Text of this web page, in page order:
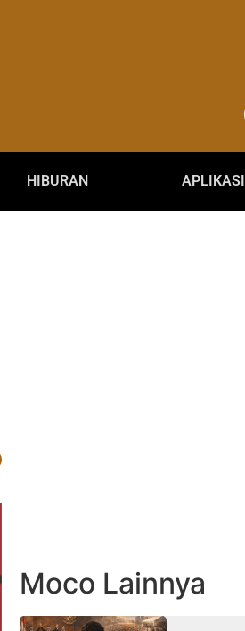
HIBURAN APLIKASI
Moco Lainnya